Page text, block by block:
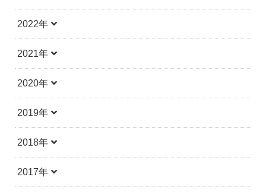
2022年
2021年
2020年
2019年
2018年
2017年